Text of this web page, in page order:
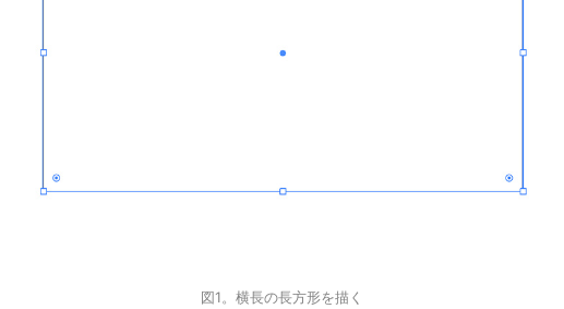
図1。横長の長方形を描く